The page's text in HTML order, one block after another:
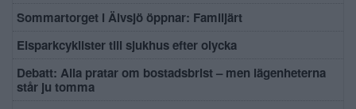
Sommartorget i Älvsjö öppnar: Familjärt
Elsparkcyklister till sjukhus efter olycka
Debatt: Alla pratar om bostadsbrist – men lägenheterna
står ju tomma